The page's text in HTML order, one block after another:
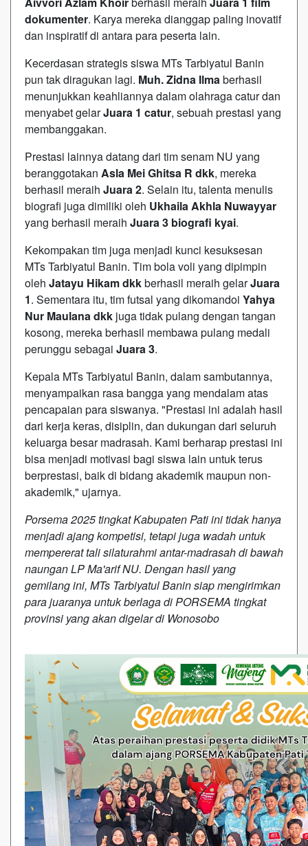
dokumenter. Karya mereka dianggap paling inovatif
dan inspiratif di antara para peserta lain.
Kecerdasan strategis siswa MTs Tarbiyatul Banin
pun tak diragukan lagi. Muh. Zidna Ilmaberhasil
menunjukkan keahliannya dalam olahraga catur dan
menyabet gelarJuara 1 catur, sebuah prestasi yang
membanggakan.
Prestasi lainnya datang dari tim senam NU yang
beranggotakan Asla Mei Ghitsa R dkk, mereka
berhasil meraih Juara 2. Selain itu, talenta menulis
biografi juga dimiliki oleh Ukhaila Akhla Nuwayyar
yang berhasil meraih Juara 3 biografi kyai.
Kekompakan tim juga menjadi kunci kesuksesan
MTs Tarbiyatul Banin. Tim bola voli yang dipimpin
oleh Jatayu Hikam dkkberhasil meraih gelarJuara
1. Sementara itu, tim futsal yang dikomandoi Yahya
Nur Maulana dkk juga tidak pulang dengan tangan
kosong, mereka berhasil membawa pulang medali
perunggu sebagai Juara 3.
Kepala MTs Tarbiyatul Banin, dalam sambutannya,
menyampaikan rasa bangga yang mendalam atas
pencapaian para siswanya. "Prestasi ini adalah hasil
dari kerja keras, disiplin, dan dukungan dari seluruh
keluarga besar madrasah. Kami berharap prestasi ini
bisa menjadi motivasi bagi siswa lain untuk terus
berprestasi, baik di bidang akademik maupun non-
akademik," ujarnya.
Porsema 2025 tingkat Kabupaten Pati ini tidak hanya
menjadi ajang kompetisi, tetapi juga wadah untuk
mempererat tali silaturahmi antar-madrasah di bawah
naungan LP Ma'arif NU. Dengan hasil yang
gemilang ini, MTs Tarbiyatul Banin siap mengirimkan
para juaranya untuk berlaga di PORSEMA tingkat
provinsi yang akan digelar di Wonosobo